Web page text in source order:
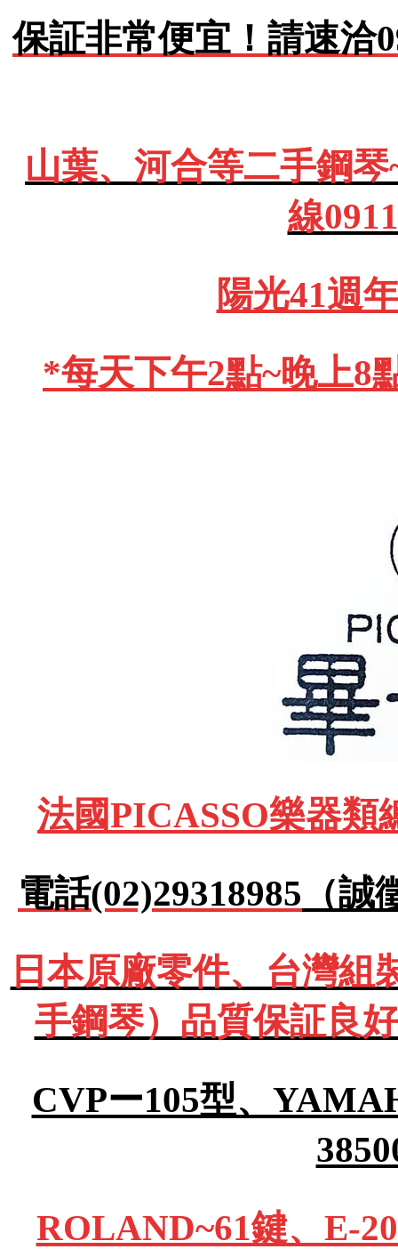
保証非常便宜！請速洽
山葉、河合等二手鋼
線
陽光41週
*每天下午2點~晚上8
法國PICASSO樂器
電話(02)29318985 （
日本原廠零件、台灣
手鋼琴）品質保証良
CVPー105型、
ROLAND~61鍵、E-